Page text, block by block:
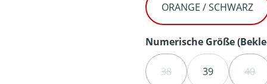
ORANGE / SCHWARZ
Numerische Größe
38(DIESE OPTION IST
39 40